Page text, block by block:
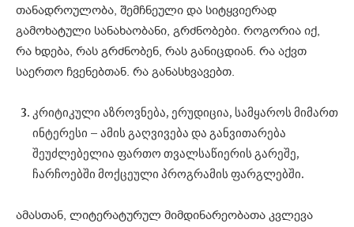
თანადროულობა, შემჩნეული და სიტყვიერად
გამოხატული სანახაობანი, გრძნობები. როგორია იქ,
რა ხდება, რას გრძნობენ, რას განიცდიან. რა აქვთ
საერთო ჩვენებთან. რა განასხვავებთ.
კრიტიკული აზროვნება, ერუდიცია, სამყაროს მიმართ
ინტერესი – ამის გაღვივება და განვითარება
შეუძლებელია ფართო თვალსაწიერის გარეშე,
ჩარჩოებში მოქცეული პროგრამის ფარგლებში.
ამასთან, ლიტერატურულ მიმდინარეობათა კვლევა